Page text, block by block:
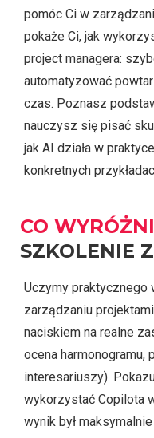
pomóc Ci w
pokaże Ci, jak
project managera:
automatyzować
czas. Poznasz
nauczysz się pisać
jak AI działa w
konkretnych
CO
SZKOLENIE
Uczymy praktycznego
zarządzaniu
naciskiem na realne
ocena harmonogramu,
interesariuszy).
wykorzystać Copilota
wynik był